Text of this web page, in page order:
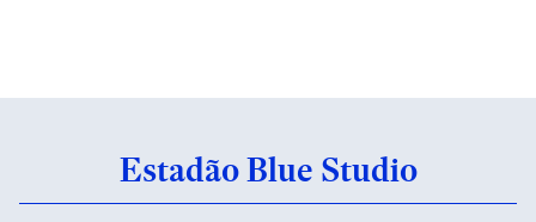
Estadão Blue Studio